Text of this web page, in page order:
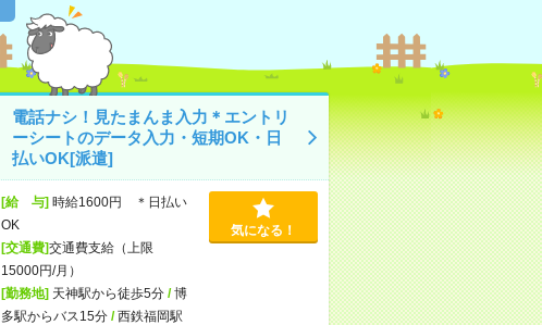
電話ナシ！見たまんま入力＊エントリ
ーシートのデータ入力・短期OK・日
払いOK[派遣]
[給 与]時給1600円 ＊日払い
OK
[交通費]交通費支給（上限
15000円/月）
[勤務地]天神駅から徒歩5分/博
多駅からバス15分/西鉄福岡駅
気になる！